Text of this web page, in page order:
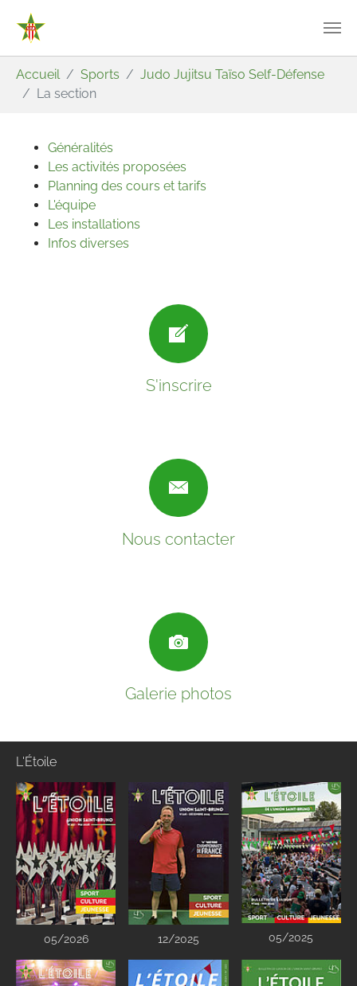
Accueil Sports
Judo Jujitsu Taïso Self-Défense
La section
Généralités
Les activités proposées
Planning des cours et tarifs
L'équipe
Les installations
Infos diverses
S'inscrire
Nous contacter
Galerie photos
L'Étoile
05/2026 12/2025 05/2025